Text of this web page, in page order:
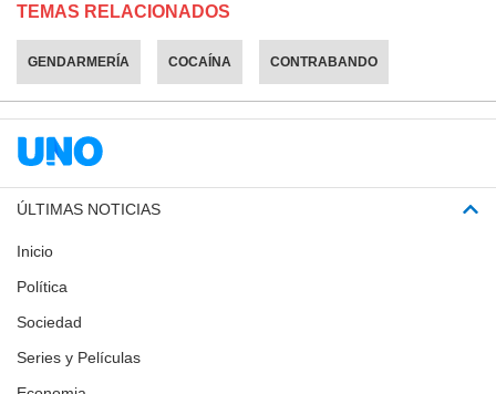
TEMAS RELACIONADOS
GENDARMERÍA COCAÍNA CONTRABANDO
ÚLTIMAS NOTICIAS
Inicio
Política
Sociedad
Series y Películas